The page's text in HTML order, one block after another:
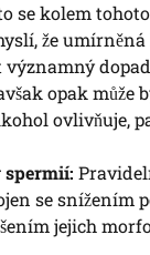
se kolem
že
opak může
ovlivňuje,
se snížením
jejich